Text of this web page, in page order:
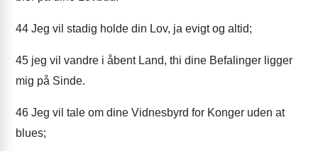
44 Jeg vil stadig holde din Lov, ja evigt og altid;
45 jeg vil vandre i åbent Land, thi dine Befalinger ligger
mig på Sinde.
46 Jeg vil tale om dine Vidnesbyrd for Konger uden at
blues;